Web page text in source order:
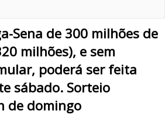
Sena de 300 milhões de
milhões), e sem
poderá ser feita
sábado. Sorteio
de domingo